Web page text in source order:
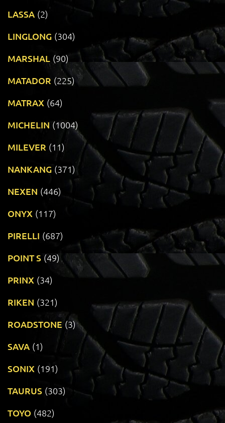
LASSA (2)
LINGLONG (304)
MARSHAL (90)
MATADOR (225)
MATRAX (64)
MICHELIN (1004)
MILEVER (11)
NANKANG (371)
NEXEN (446)
ONYX (117)
PIRELLI (687)
POINT S (49)
PRINX (34)
RIKEN (321)
ROADSTONE (3)
SAVA (1)
SONIX (191)
TAURUS (303)
TOYO (482)